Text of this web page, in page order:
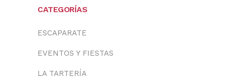
CATEGORÍAS
ESCAPARATE
EVENTOS Y FIESTAS
LA TARTERÍA